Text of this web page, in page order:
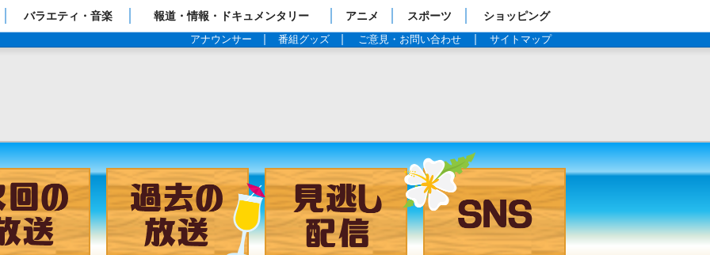
プページ
バラエティ・音楽 報道・情報・ドキュメンタリー アニメ スポーツ ショッピング
アナウンサー 番組グッズ ご意見・お問い合わせ サイトマップ
ャンネル 次回の放送 過去の放送 見逃し配信 SNS